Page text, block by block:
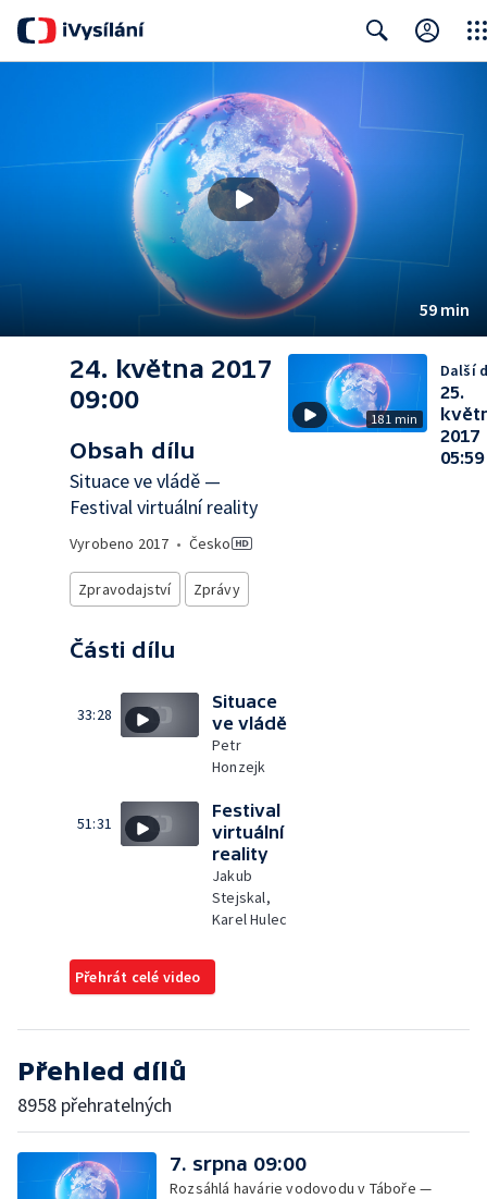
59 min
24. května 2017
09:00
Obsah dílu
Situace ve vládě —
Festival virtuální reality
Vyrobeno 2017 • Česko
Zpravodajství Zprávy
Části dílu
33:28
Situace
ve vládě
Petr
Honzejk
51:31
Festival
virtuální
reality
Jakub
Stejskal,
Karel Hulec
Přehrát celé video
181 min
Další
25.
2017
05:59
Přehled dílů
8958 přehratelných
7. srpna 09:00
Rozsáhlá havárie vodovodu v Táboře —